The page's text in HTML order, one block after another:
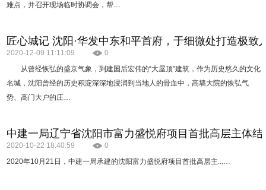
难点，并召开现场临时协调会，帮…
匠心城记 沈阳·华发中东和平首府，于细微处打造极致
2020-12-09 11:11:09
0
从曾经恢弘的盛京气象，到建国后宏伟的“大屋顶”建筑，作为历史悠久的文化
名城，沈阳曾经的历史积淀深深地浸润到当地人的骨血中，高墙大院的恢弘气
势、高门大户的庄…
中建一局辽宁省沈阳市富力盛悦府项目首批高层主体结
2020-10-22 18:40:59
0
2020年10月21日，中建一局承建的沈阳富力盛悦府项目首批高层主...…